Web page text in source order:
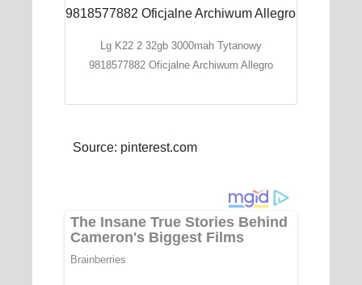
Lg K22 2 32gb 3000mah Tytanowy
9818577882 Oficjalne Archiwum Allegro
Source: pinterest.com